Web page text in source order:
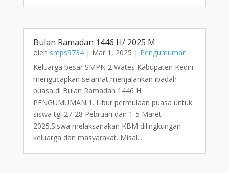
Bulan Ramadan 1446 H/ 2025 M
oleh smps9734| Mar 1, 2025 | Pengumuman
Keluarga besar SMPN 2 Wates Kabupaten Kediri
mengucapkan selamat menjalankan ibadah
puasa di Bulan Ramadan 1446 H.
PENGUMUMAN 1. Libur permulaan puasa untuk
siswa tgl 27-28 Pebruari dan 1-5 Maret
2025.Siswa melaksanakan KBM dilingkungan
keluarga dan masyarakat. Misal...